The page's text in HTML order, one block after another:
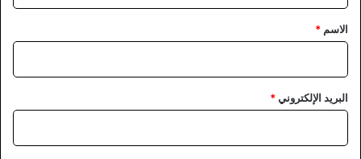
*
الاسم *
البريد الإلكتروني*